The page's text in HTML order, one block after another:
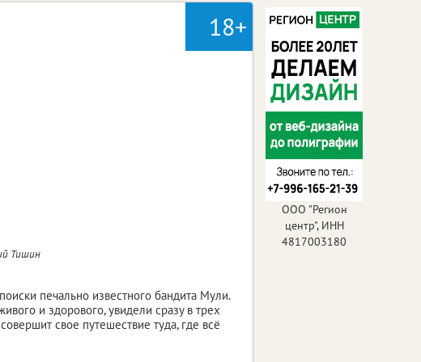
18+
Тишин
печально известного бандита Мули.
и здорового, увидели сразу в трех
свое путешествие туда, где всё
ООО "Регион
центр", ИНН
4817003180